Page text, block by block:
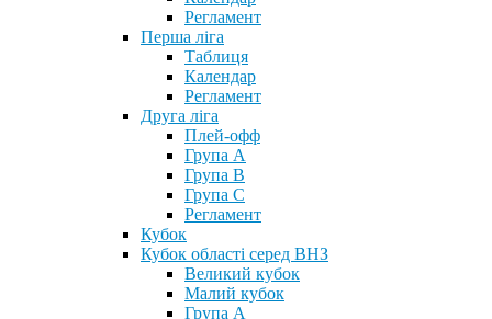
Регламент
Перша ліга
Таблиця
Календар
Регламент
Друга ліга
Плей-офф
Група А
Група В
Група С
Регламент
Кубок
Кубок області серед ВНЗ
Великий кубок
Малий кубок
Група А